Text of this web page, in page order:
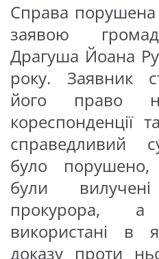
Справа порушена
заявою
Драгуша Йоана
року. Заявник
його право
кореспонденції
справедливий
було порушено,
були
прокурора,
використані в
доказу проти